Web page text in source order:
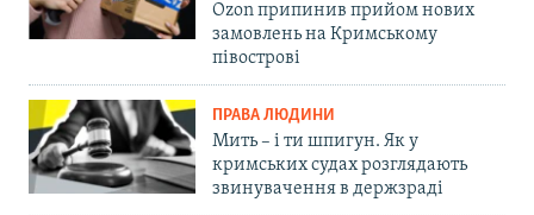
Ozon припинив прийом нових
замовлень на Кримському
півострові
ПРАВА ЛЮДИНИ
Мить – і ти шпигун. Як у
кримських судах розглядають
звинувачення в держзраді